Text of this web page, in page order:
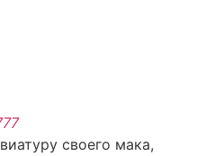
своего мака,